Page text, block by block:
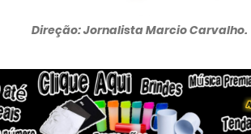
Direção: Jornalista Marcio Carvalho.